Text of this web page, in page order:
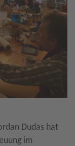
Dudas hat
im